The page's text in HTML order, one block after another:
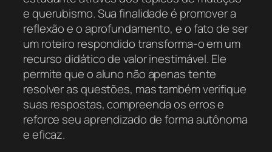
e querubismo. Sua finalidade é promover a
reflexão e o aprofundamento, e o fato de ser
um roteiro respondido transforma-o em um
recurso didático de valor inestimável. Ele
permite que o aluno não apenas tente
resolver as questões, mas também verifique
suas respostas, compreenda os erros e
reforce seu aprendizado de forma autônoma
e eficaz.